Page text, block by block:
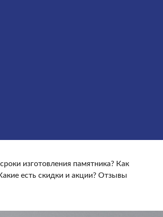
изготовления памятника? Как
есть скидки и акции?Отзывы